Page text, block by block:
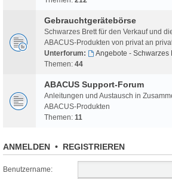
Gebrauchtgerätebörse
Schwarzes Brett für den Verkauf und
ABACUS-Produkten von privat an
Unterforum:
Angebote - Schwarzes
Themen: 44
ABACUS Support-Forum
Anleitungen und Austausch in
ABACUS-Produkten
Themen: 11
ANMELDEN • REGISTRIEREN
Benutzername: